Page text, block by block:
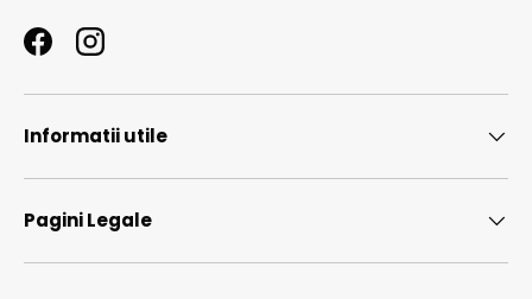
FacebookInstagram
Informatii utile
Pagini Legale